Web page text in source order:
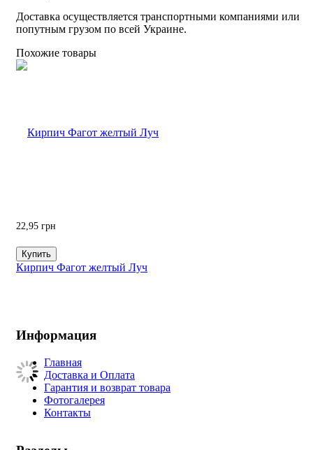
Доставка осуществляется транспортными компаниями или
попутным грузом по всей Украине.
Похожие товары
22,95 грн
Купить
Кирпич Фагот желтый Луч
Информация
Главная
Доставка и Оплата
Гарантия и возврат товара
Фотогалерея
Контакты